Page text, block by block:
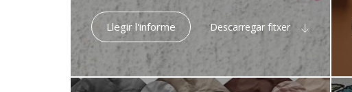
Llegir l'informe Descarregar fitxer